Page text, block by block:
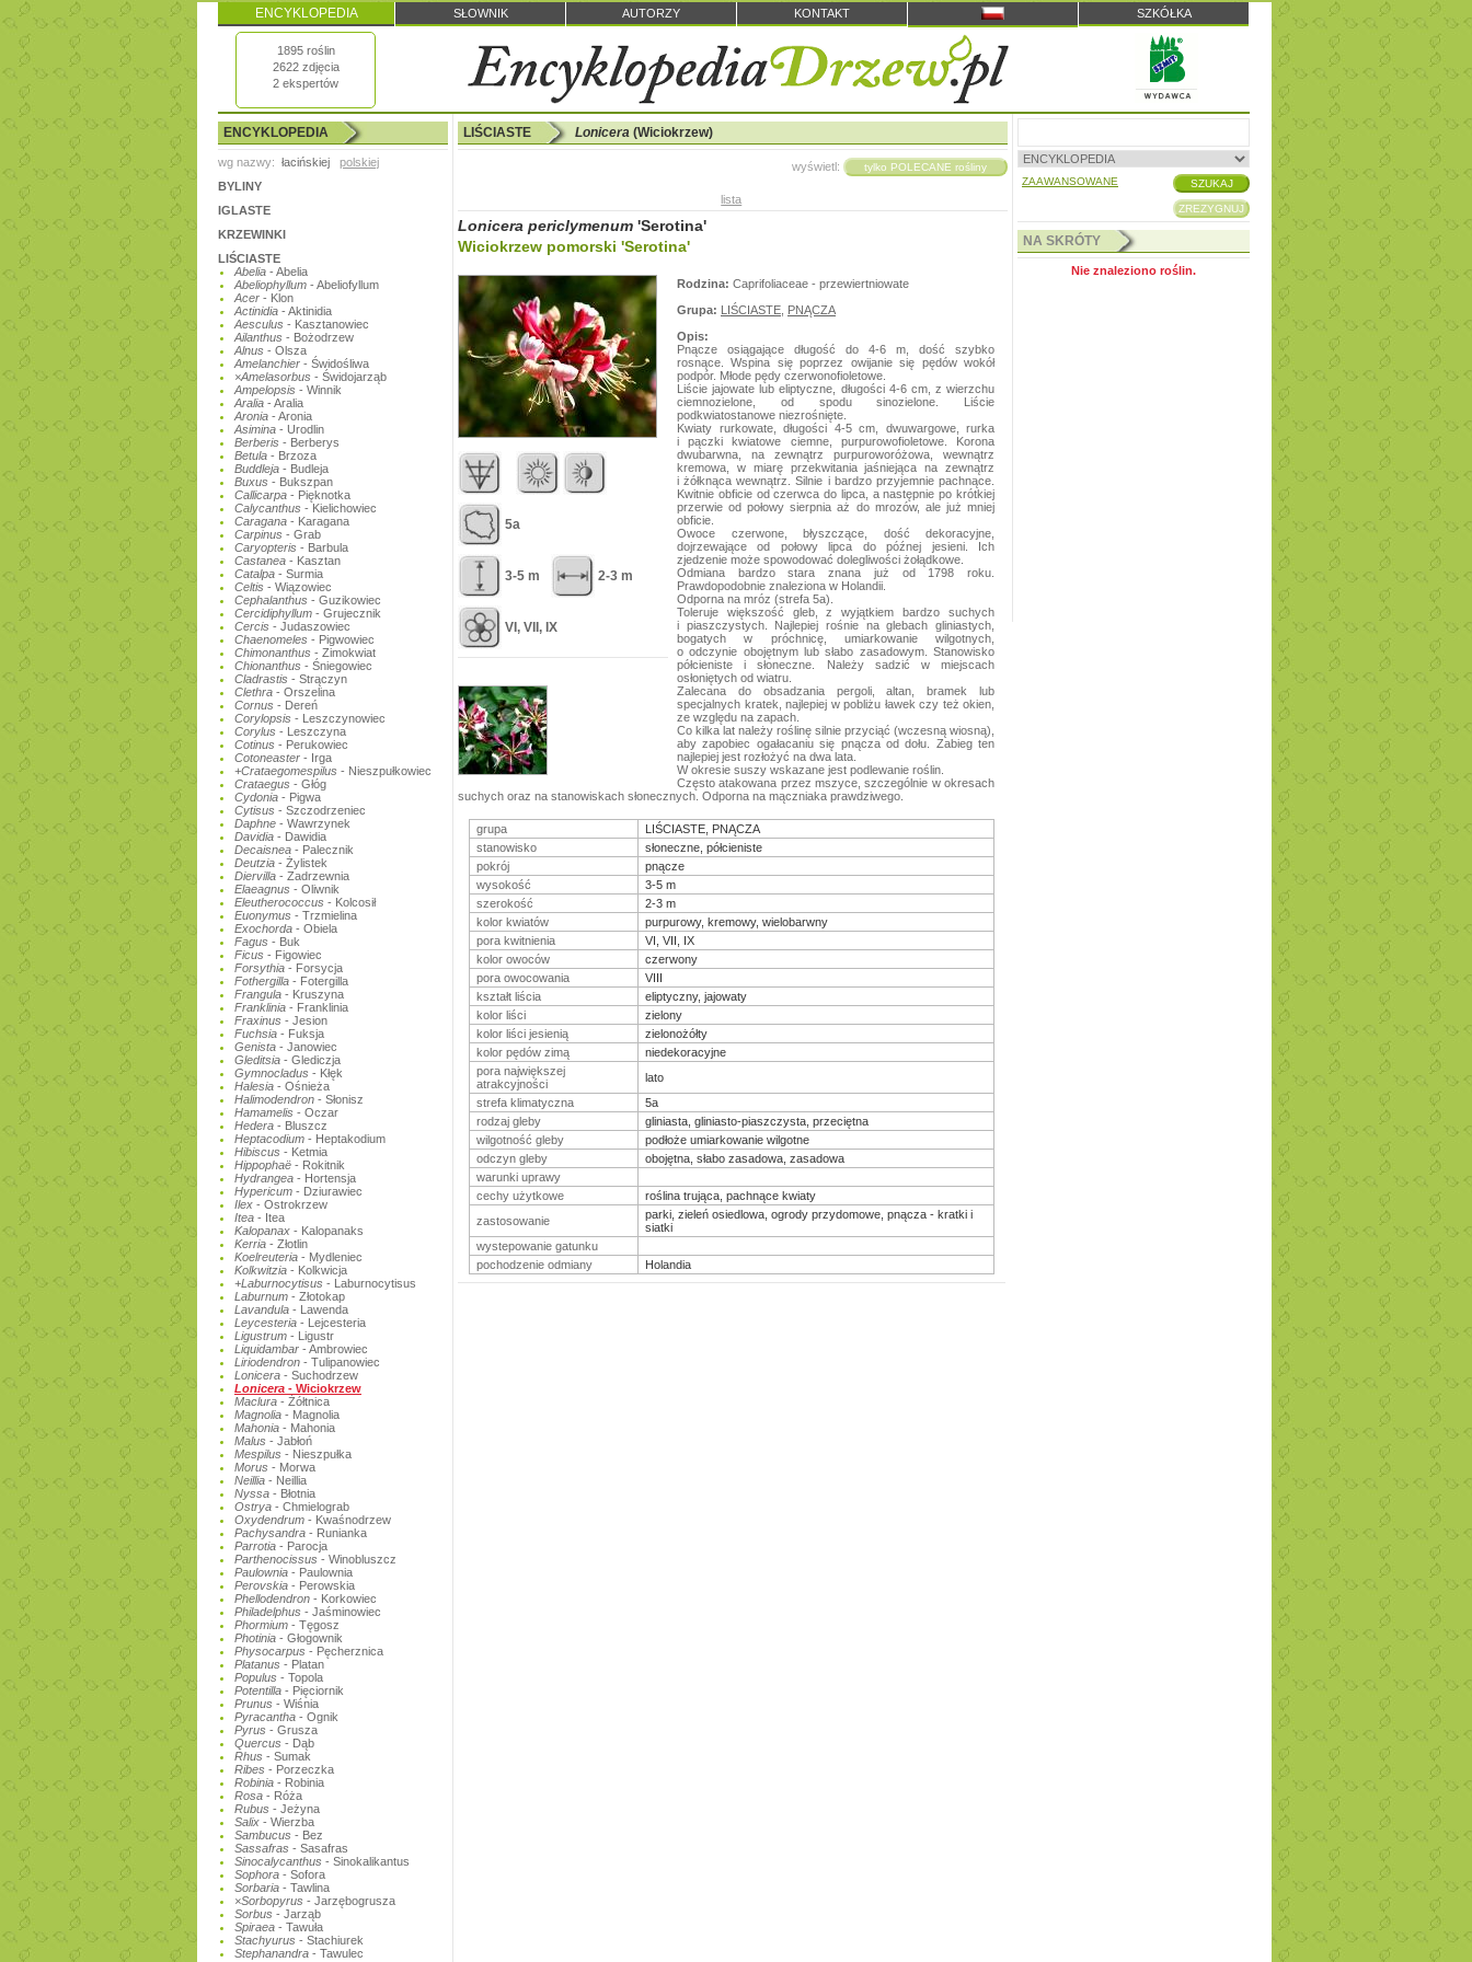
ENCYKLOPEDIA SŁOWNIK AUTORZY KONTAKT SZKÓŁKA
1895 roślin
2622 zdjęcia
2 ekspertów
ENCYKLOPEDIA
wg nazwy: łacińskiej
polskiej
BYLINY
IGLASTE
KRZEWINKI
LIŚCIASTE
Abelia - Abelia
Abeliophyllum - Abeliofyllum
Acer - Klon
Actinidia - Aktinidia
Aesculus - Kasztanowiec
Ailanthus - Bożodrzew
Alnus - Olsza
Amelanchier - Świdośliwa
×Amelasorbus - Świdojarząb
Ampelopsis - Winnik
Aralia - Aralia
Aronia - Aronia
Asimina - Urodlin
Berberis - Berberys
Betula - Brzoza
Buddleja - Budleja
Buxus - Bukszpan
Callicarpa - Pięknotka
Calycanthus - Kielichowiec
Caragana - Karagana
Carpinus - Grab
Caryopteris - Barbula
Castanea - Kasztan
Catalpa - Surmia
Celtis - Wiązowiec
Cephalanthus - Guzikowiec
Cercidiphyllum - Grujecznik
Cercis - Judaszowiec
Chaenomeles - Pigwowiec
Chimonanthus - Zimokwiat
Chionanthus - Śniegowiec
Cladrastis - Strączyn
Clethra - Orszelina
Cornus - Dereń
Corylopsis - Leszczynowiec
Corylus - Leszczyna
Cotinus - Perukowiec
Cotoneaster - Irga
+Crataegomespilus - Nieszpułkowiec
Crataegus - Głóg
Cydonia - Pigwa
Cytisus - Szczodrzeniec
Daphne - Wawrzynek
Davidia - Dawidia
Decaisnea - Palecznik
Deutzia - Żylistek
Diervilla - Zadrzewnia
Elaeagnus - Oliwnik
Eleutherococcus - Kolcosił
Euonymus - Trzmielina
Exochorda - Obiela
Fagus - Buk
Ficus - Figowiec
Forsythia - Forsycja
Fothergilla - Fotergilla
Frangula - Kruszyna
Franklinia - Franklinia
Fraxinus - Jesion
Fuchsia - Fuksja
Genista - Janowiec
Gleditsia - Glediczja
Gymnocladus - Kłęk
Halesia - Ośnieża
Halimodendron - Słonisz
Hamamelis - Oczar
Hedera - Bluszcz
Heptacodium - Heptakodium
Hibiscus - Ketmia
Hippophaë - Rokitnik
Hydrangea - Hortensja
Hypericum - Dziurawiec
Ilex - Ostrokrzew
Itea - Itea
Kalopanax - Kalopanaks
Kerria - Złotlin
Koelreuteria - Mydleniec
Kolkwitzia - Kolkwicja
+Laburnocytisus - Laburnocytisus
Laburnum - Złotokap
Lavandula - Lawenda
Leycesteria - Lejcesteria
Ligustrum - Ligustr
Liquidambar - Ambrowiec
Liriodendron - Tulipanowiec
Lonicera - Suchodrzew
Lonicera - Wiciokrzew
Maclura - Żółtnica
Magnolia - Magnolia
Mahonia - Mahonia
Malus - Jabłoń
Mespilus - Nieszpułka
Morus - Morwa
Neillia - Neillia
Nyssa - Błotnia
Ostrya - Chmielograb
Oxydendrum - Kwaśnodrzew
Pachysandra - Runianka
Parrotia - Parocja
Parthenocissus - Winobluszcz
Paulownia - Paulownia
Perovskia - Perowskia
Phellodendron - Korkowiec
Philadelphus - Jaśminowiec
Phormium - Tęgosz
Photinia - Głogownik
Physocarpus - Pęcherznica
Platanus - Platan
Populus - Topola
Potentilla - Pięciornik
Prunus - Wiśnia
Pyracantha - Ognik
Pyrus - Grusza
Quercus - Dąb
Rhus - Sumak
Ribes - Porzeczka
Robinia - Robinia
Rosa - Róża
Rubus - Jeżyna
Salix - Wierzba
Sambucus - Bez
Sassafras - Sasafras
Sinocalycanthus - Sinokalikantus
Sophora - Sofora
Sorbaria - Tawlina
×Sorbopyrus - Jarzębogrusza
Sorbus - Jarząb
Spiraea - Tawuła
Stachyurus - Stachiurek
Stephanandra - Tawulec
LIŚCIASTE Lonicera (Wiciokrzew)
wyświetl:
lista
Lonicera periclymenum 'Serotina'
Wiciokrzew pomorski 'Serotina'
5a
3-5 m 2-3 m
VI, VII, IX
Rodzina: Caprifoliaceae - przewiertniowate
Grupa: LIŚCIASTE PNĄCZA
Opis:
Pnącze osiągające długość do 4-6 m, dość szybko
rosnące. Wspina się poprzez owijanie się pędów wokół
podpór. Młode pędy czerwonofioletowe.
Liście jajowate lub eliptyczne, długości 4-6 cm, z wierzchu
ciemnozielone, od spodu sinozielone. Liście
podkwiatostanowe niezrośnięte.
Kwiaty rurkowate, długości 4-5 cm, dwuwargowe, rurka
i pączki kwiatowe ciemne, purpurowofioletowe. Korona
dwubarwna, na zewnątrz purpuroworóżowa, wewnątrz
kremowa, w miarę przekwitania jaśniejąca na zewnątrz
i żółknąca wewnątrz. Silnie i bardzo przyjemnie pachnące.
Kwitnie obficie od czerwca do lipca, a następnie po krótkiej
przerwie od połowy sierpnia aż do mrozów, ale już mniej
obficie.
Owoce czerwone, błyszczące, dość dekoracyjne,
dojrzewające od połowy lipca do późnej jesieni. Ich
zjedzenie może spowodować dolegliwości żołądkowe.
Odmiana bardzo stara znana już od 1798 roku.
Prawdopodobnie znaleziona w Holandii.
Odporna na mróz (strefa 5a).
Toleruje większość gleb, z wyjątkiem bardzo suchych
i piaszczystych. Najlepiej rośnie na glebach gliniastych,
bogatych w próchnicę, umiarkowanie wilgotnych,
o odczynie obojętnym lub słabo zasadowym. Stanowisko
półcieniste i słoneczne. Należy sadzić w miejscach
osłoniętych od wiatru.
Zalecana do obsadzania pergoli, altan, bramek lub
specjalnych kratek, najlepiej w pobliżu ławek czy też okien,
ze względu na zapach.
Co kilka lat należy roślinę silnie przyciąć (wczesną wiosną),
aby zapobiec ogałacaniu się pnącza od dołu. Zabieg ten
najlepiej jest rozłożyć na dwa lata.
W okresie suszy wskazane jest podlewanie roślin.
Często atakowana przez mszyce, szczególnie w okresach
suchych oraz na stanowiskach słonecznych. Odporna na mączniaka prawdziwego.
grupa
LIŚCIASTE, PNĄCZA
stanowisko
słoneczne, półcieniste
pokrój
pnącze
wysokość
3-5 m
szerokość
2-3 m
kolor kwiatów
purpurowy, kremowy, wielobarwny
pora kwitnienia
VI, VII, IX
kolor owoców
czerwony
pora owocowania
VIII
kształt liścia
eliptyczny, jajowaty
kolor liści
zielony
kolor liści jesienią
zielonożółty
kolor pędów zimą
niedekoracyjne
pora największej
atrakcyjności
lato
strefa klimatyczna
5a
rodzaj gleby
gliniasta, gliniasto-piaszczysta, przeciętna
wilgotność gleby
podłoże umiarkowanie wilgotne
odczyn gleby
obojętna, słabo zasadowa, zasadowa
warunki uprawy
cechy użytkowe
roślina trująca, pachnące kwiaty
zastosowanie
parki, zieleń osiedlowa, ogrody przydomowe, pnącza - kratki i
siatki
wystepowanie gatunku
pochodzenie odmiany
Holandia
ZAAWANSOWANE
NA SKRÓTY
Nie znaleziono roślin.